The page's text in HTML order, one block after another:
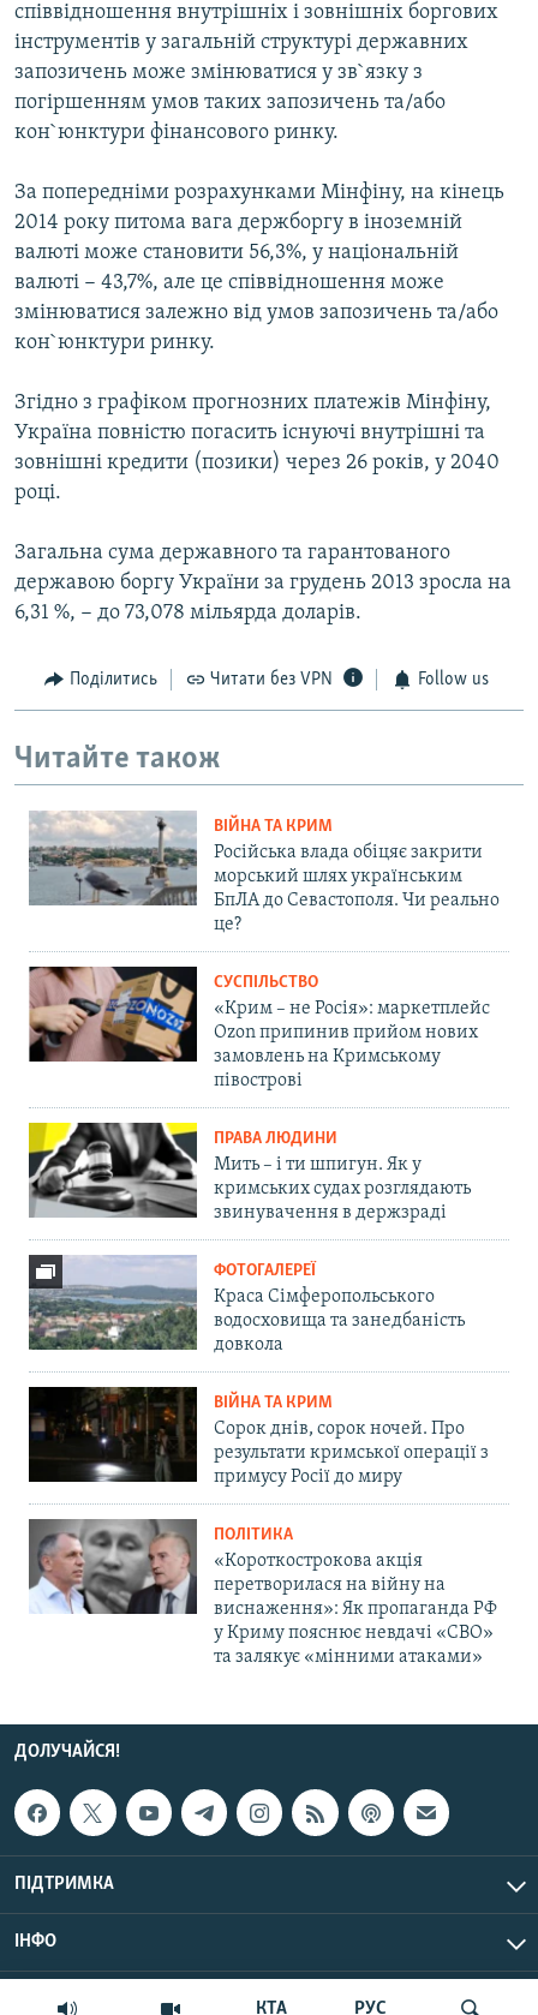
КТА РУС
співвідношення внутрішніх і зовнішніх боргових
інструментів у загальній структурі державних
запозичень може змінюватися у зв`язку з
погіршенням умов таких запозичень та/або
кон`юнктури фінансового ринку.
За попередніми розрахунками Мінфіну, на кінець
2014 року питома вага держборгу в іноземній
валюті може становити 56,3%, у національній
валюті − 43,7%, але це співвідношення може
змінюватися залежно від умов запозичень та/або
кон`юнктури ринку.
Згідно з графіком прогнозних платежів Мінфіну,
Україна повністю погасить існуючі внутрішні та
зовнішні кредити (позики) через 26 років, у 2040
році.
Загальна сума державного та гарантованого
державою боргу України за грудень 2013 зросла на
6,31 %, − до 73,078 мільярда доларів.
Поділитись Читати без VPN Follow us
Читайте також
ВІЙНА ТА КРИМ
Російська влада обіцяє закрити
морський шлях українським
БпЛА до Севастополя. Чи реально
це?
СУСПІЛЬСТВО
«Крим – не Росія»: маркетплейс
Ozon припинив прийом нових
замовлень на Кримському
півострові
ПРАВА ЛЮДИНИ
Мить – і ти шпигун. Як у
кримських судах розглядають
звинувачення в держзраді
ФОТОГАЛЕРЕЇ
Краса Сімферопольського
водосховища та занедбаність
довкола
ВІЙНА ТА КРИМ
Сорок днів, сорок ночей. Про
результати кримської операції з
примусу Росії до миру
ПОЛІТИКА
«Короткострокова акція
перетворилася на війну на
виснаження»: Як пропаганда РФ
у Криму пояснює невдачі «СВО»
та залякує «мінними атаками»
ДОЛУЧАЙСЯ!
ПІДТРИМКА
ІНФО
© Крим.Реалії, 2026 | Усі права застережено.